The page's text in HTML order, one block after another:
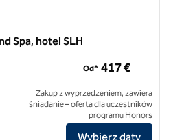
Spa, hotel SLH
Resort Marina and Spa, SLH Hotel
Od* 417 €
Zakup z wyprzedzeniem, zawiera
śniadanie – oferta dla uczestników
programu Honors
Wybierz daty